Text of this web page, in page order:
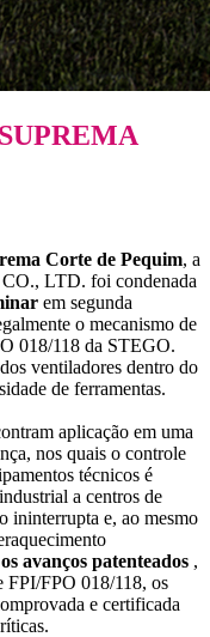
Corte de Pequim, a
LTD. foi condenada
em segunda
o mecanismo de
018/118 da STEGO.
ventiladores dentro do
de ferramentas.
aplicação em uma
nos quais o controle
técnicos é
a centros de
ininterrupta e, ao mesmo
avanços patenteados ,
FPI/FPO 018/118, os
e certificada